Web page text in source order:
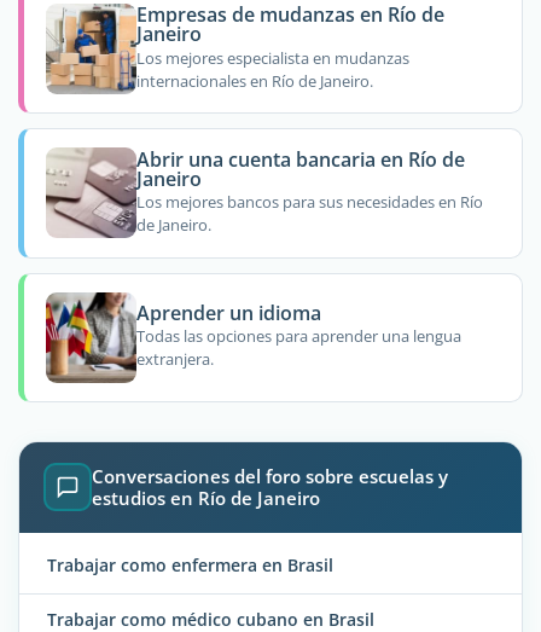
Empresas de mudanzas en Río de
Janeiro
Los mejores especialista en mudanzas
internacionales en Río de Janeiro.
Abrir una cuenta bancaria en Río de
Janeiro
Los mejores bancos para sus necesidades en Río
de Janeiro.
Aprender un idioma
Todas las opciones para aprender una lengua
extranjera.
Conversaciones del foro sobre escuelas y
estudios en Río de Janeiro
Trabajar como enfermera en Brasil
Trabajar como médico cubano en Brasil